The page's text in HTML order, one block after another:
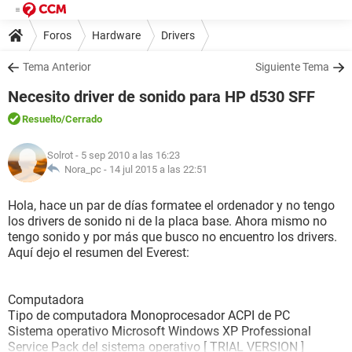
Foros Hardware Drivers
Tema Anterior Siguiente Tema
Necesito driver de sonido para HP d530 SFF
Resuelto/Cerrado
Solrot - 5 sep 2010 a las 16:23
Nora_pc - 14 jul 2015 a las 22:51
Hola, hace un par de días formatee el ordenador y no tengo
los drivers de sonido ni de la placa base. Ahora mismo no
tengo sonido y por más que busco no encuentro los drivers.
Aquí dejo el resumen del Everest:
Computadora
Tipo de computadora Monoprocesador ACPI de PC
Sistema operativo Microsoft Windows XP Professional
Service Pack del sistema operativo [ TRIAL VERSION ]